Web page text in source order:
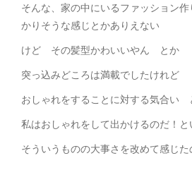
そんな、家の中にいるファッション
かりそうな感じとかありえない
けど その髪型かわいいやん とか
突っ込みどころは満載でしたけれど
おしゃれをすることに対する気合い
私はおしゃれをして出かけるのだ！
そういうものの大事さを改めて感じた